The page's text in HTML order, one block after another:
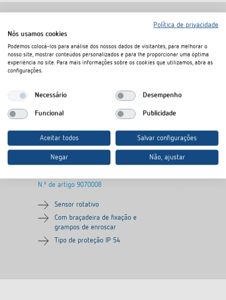
Produtos semelhantes
N.º de artigo 9070008
Sensor rotativo
Com braçadeira de fixação e
grampos de enroscar
Tipo de proteção IP 54
Política de privacidade
Nós usamos cookies
Podemos colocá-los para análise dos nossos dados de visitantes, para melhorar o
nosso site, mostrar conteúdos personalizados e para lhe proporcionar uma óptima
experiência no site. Para mais informações sobre os cookies que utilizamos, abra as
configurações.
Necessário Desempenho
Funcional Publicidade
Aceitar todos Salvar configurações
Negar Não, ajustar